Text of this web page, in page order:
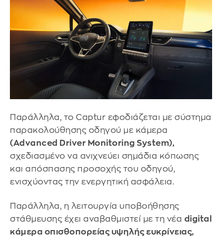
Παράλληλα, το Captur εφοδιάζεται με σύστημα
παρακολούθησης οδηγού με κάμερα
(Advanced Driver Monitoring System),
σχεδιασμένο να ανιχνεύει σημάδια κόπωσης
και απόσπασης προσοχής του οδηγού,
ενισχύοντας την ενεργητική ασφάλεια.
Παράλληλα, η λειτουργία υποβοήθησης
στάθμευσης έχει αναβαθμιστεί με τη νέα digital
κάμερα οπισθοπορείας υψηλής ευκρίνειας,